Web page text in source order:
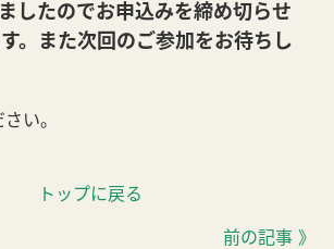
したのでお申込みを締め切らせ
。また次回のご参加をお待ちし
い。
トップに戻る
前の記事 》